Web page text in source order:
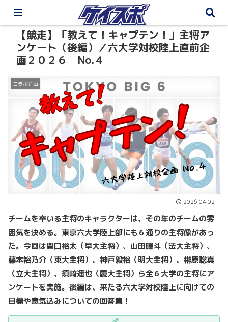
【競走】「教えて！キャプテン！」主将ア
ンケート（後編）／六大学対校陸上直前企
画２０２６ No.４
コラボ企画
2026.04.02
チームを率いる主将のキャラクターは、その年のチームの雰
囲気を決める。東京六大学陸上部にも６通りの主将像があっ
た。今回は関口裕太（早大主将）、山田暉斗（法大主将）、
藤本裕乃介（東大主将）、神戸毅裕（明大主将）、榊原聡真
（立大主将）、須﨑遥也（慶大主将）ら全６大学の主将にア
ンケートを実施。後編は、来たる六大学対校陸上に向けての
目標や意気込みについての回答集！